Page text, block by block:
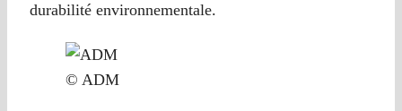
durabilité environnementale.
© ADM